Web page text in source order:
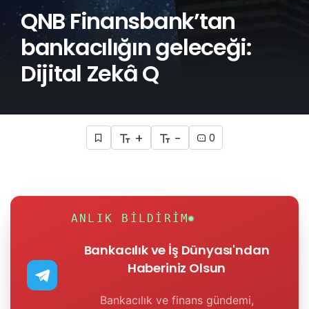
QNB Finansbank’tan
bankacılığın geleceği:
Dijital Zekâ Q
+ - 0
ANLIK BILDIRIM
Bankacılık ve İş Dünyası'ndan
Haberiniz Olsun
Bankacılık ve finans gündemi,